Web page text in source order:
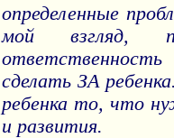
определенные
мой взгляд,
сделать ЗА
ребенка то, что
и развития.